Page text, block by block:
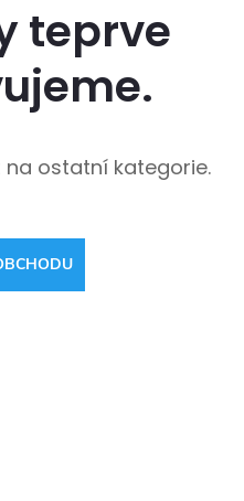
teprve
ostatní kategorie.